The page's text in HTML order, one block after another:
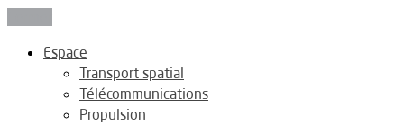
Espace
Transport spatial
Télécommunications
Propulsion